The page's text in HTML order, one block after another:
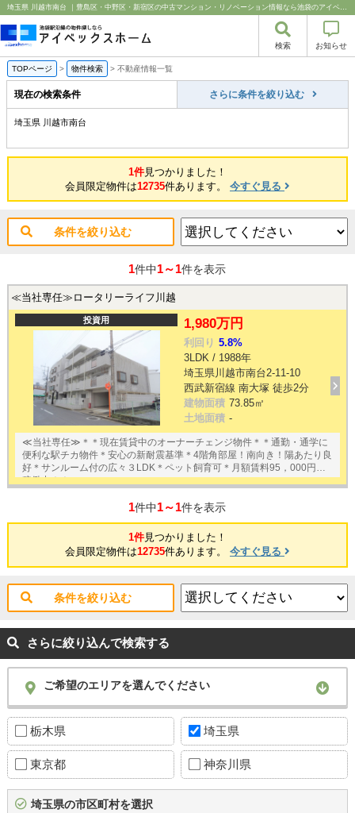
埼玉県 川越市南台 ｜豊島区・中野区・新宿区の中古マンション・リノベーション情報なら池袋のアイベックスホーム！
検索 お知らせ
TOPページ > 物件検索 > 不動産情報一覧
現在の検索条件 さらに条件を絞り込む
埼玉県 川越市南台
1件見つかりました！
会員限定物件は12735件あります。 今すぐ見る
条件を絞り込む
1件中1～1件を表示
≪当社専任≫ロータリーライフ川越
投資用 1,980万円
利回り 5.8%
3LDK / 1988年
埼玉県川越市南台2-11-10
西武新宿線 南大塚 徒歩2分
建物面積 73.85㎡
土地面積 -
≪当社専任≫＊＊現在賃貸中のオーナーチェンジ物件＊＊通勤・通学に
便利な駅チカ物件＊安心の新耐震基準＊4階角部屋！南向き！陽あたり良
好＊サンルーム付の広々３LDK＊ペット飼育可＊月額賃料95，000円で
稼働中！！
1件中1～1件を表示
1件見つかりました！
会員限定物件は12735件あります。 今すぐ見る
条件を絞り込む
さらに絞り込んで検索する
ご希望のエリアを選んでください
栃木県 埼玉県
東京都 神奈川県
埼玉県の市区町村を選択